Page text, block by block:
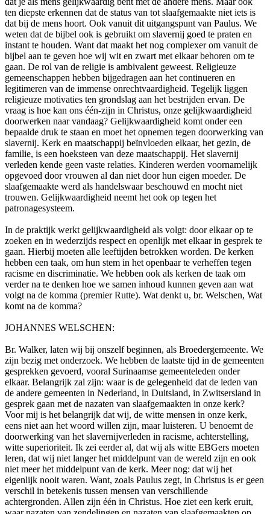
ten diepste erkennen dat de status van tot slaafgemaakte niet iets is
dat bij de mens hoort. Ook vanuit dit uitgangspunt van Paulus. We
weten dat de bijbel ook is gebruikt om slavernij goed te praten en
instant te houden. Want dat maakt het nog complexer om vanuit de
bijbel aan te geven hoe wij wit en zwart met elkaar behoren om te
gaan. De rol van de religie is ambivalent geweest. Religieuze
gemeenschappen hebben bijgedragen aan het continueren en
legitimeren van de immense onrechtvaardigheid. Tegelijk liggen
religieuze motivaties ten grondslag aan het bestrijden ervan. De
vraag is hoe kan ons één-zijn in Christus, onze gelijkwaardigheid
doorwerken naar vandaag? Gelijkwaardigheid komt onder een
bepaalde druk te staan en moet het opnemen tegen doorwerking van
slavernij. Kerk en maatschappij beïnvloeden elkaar, het gezin, de
familie, is een hoeksteen van deze maatschappij. Het slavernij
verleden kende geen vaste relaties. Kinderen werden voornamelijk
opgevoed door vrouwen al dan niet door hun eigen moeder. De
slaafgemaakte werd als handelswaar beschouwd en mocht niet
trouwen. Gelijkwaardigheid neemt het ook op tegen het
patronagesysteem.
In de praktijk werkt gelijkwaardigheid als volgt: door elkaar op te
zoeken en in wederzijds respect en openlijk met elkaar in gesprek te
gaan. Hierbij moeten alle leeftijden betrokken worden. De kerken
hebben een taak, om hun stem in het openbaar te verheffen tegen
racisme en discriminatie. We hebben ook als kerken de taak om
verder na te denken hoe we samen inhoud kunnen geven aan wat
volgt na de komma (premier Rutte). Wat denkt u, br. Welschen, Wat
komt na de komma?
JOHANNES WELSCHEN:
Br. Walker, laten wij bij onszelf beginnen, als Broedergemeente. We
zijn bezig met onderzoek. We hebben de laatste tijd in de gemeenten
gesprekken gevoerd, vooral Surinaamse gemeenteleden onder
elkaar. Belangrijk zal zijn: waar is de gelegenheid dat de leden van
de andere gemeenten in Nederland, in Duitsland, in Zwitsersland in
gesprek gaan met de nazaten van slaafgemaakten in onze kerk?
Voor mij is het belangrijk dat wij, de witte mensen in onze kerk,
eens niet aan het woord willen zijn, maar luisteren. U benoemt de
doorwerking van het slavernijverleden in racisme, achterstelling,
witte superioriteit. Ik zei eerder al, dat wij als witte EBGers moeten
leren, dat wij niet langer het middelpunt van de wereld zijn en ook
niet meer het middelpunt van de kerk. Meer nog: dat wij het
eigenlijk nooit waren. Want, zoals Paulus zegt, in Christus is er geen
verschil in betekenis tussen mensen van verschillende
achtergronden. Allen zijn één in Christus. Hoe ziet een kerk eruit,